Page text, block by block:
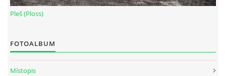
Pleš (Ploss)
FOTOALBUM
Místopis